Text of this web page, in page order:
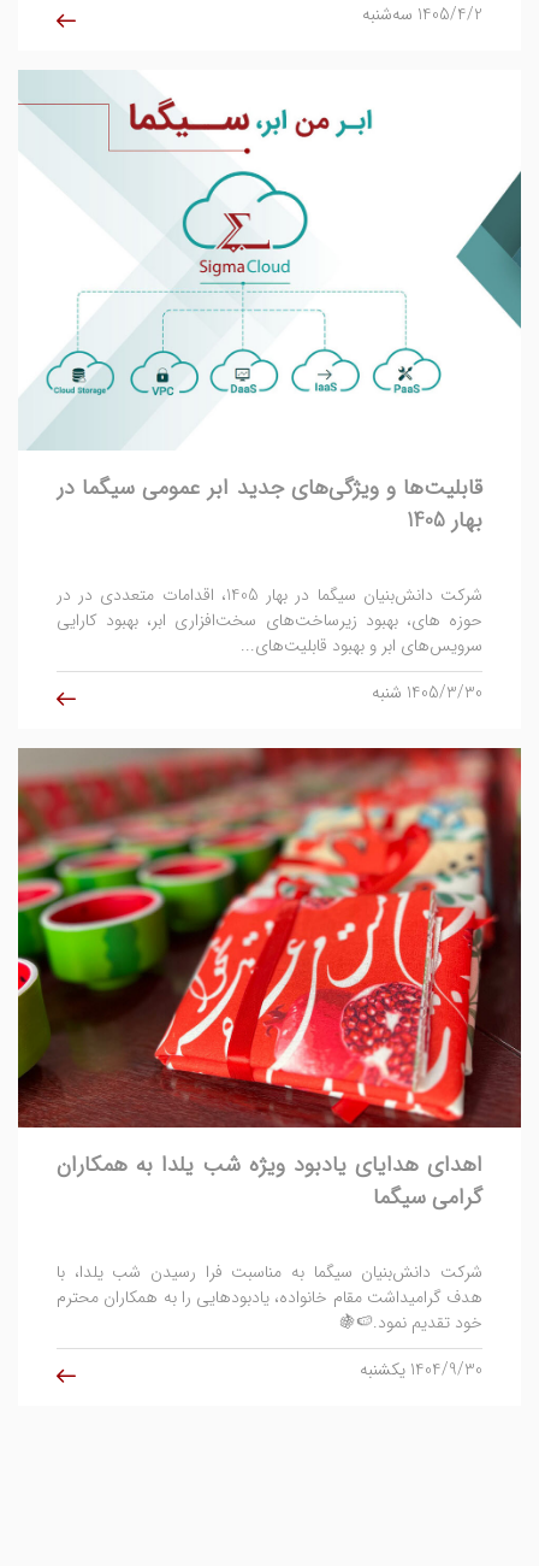
1405/4/2 سه‌شنبه
قابلیت‌ها و ویژگی‌های جدید ابر عمومی سیگما در
بهار 1405
شرکت دانش‌بنیان سیگما در بهار 1405، اقدامات متعددی در در
حوزه ‌های، بهبود زیرساخت‌های سخت‌افزاری ابر، بهبود کارایی
سرویس‌های ابر و بهبود قابلیت‌های...
1405/3/30 شنبه
اهدای هدایای یادبود ویژه شب یلدا به همکاران
گرامی سیگما
شرکت دانش‌بنیان سیگما به مناسبت فرا رسیدن شب یلدا، با
هدف گرامیداشت مقام خانواده‌، یادبودهایی را به همکاران محترم
خود تقدیم نمود.🍉🍇
1404/9/30 یکشنبه